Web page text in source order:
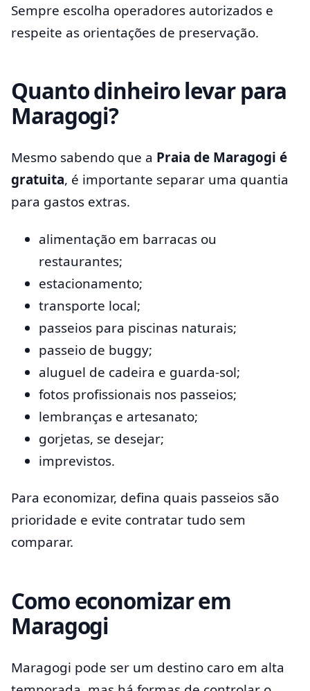
Sempre escolha operadores autorizados e
respeite as orientações de preservação.
Quanto dinheiro levar para
Maragogi?
Mesmo sabendo que a Praia de Maragogi é
gratuita, é importante separar uma quantia
para gastos extras.
alimentação em barracas ou
restaurantes;
estacionamento;
transporte local;
passeios para piscinas naturais;
passeio de buggy;
aluguel de cadeira e guarda-sol;
fotos profissionais nos passeios;
lembranças e artesanato;
gorjetas, se desejar;
imprevistos.
Para economizar, defina quais passeios são
prioridade e evite contratar tudo sem
comparar.
Como economizar em
Maragogi
Maragogi pode ser um destino caro em alta